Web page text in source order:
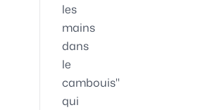
les
mains
dans
le
cambouis"
qui